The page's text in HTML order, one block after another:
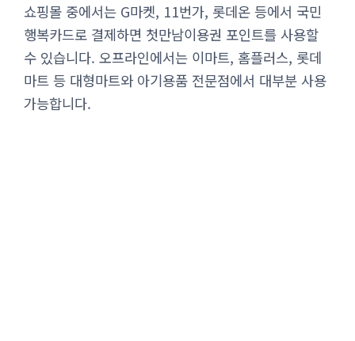
쇼핑몰 중에서는 G마켓, 11번가, 롯데온 등에서 국민
행복카드로 결제하면 첫만남이용권 포인트를 사용할
수 있습니다. 오프라인에서는 이마트, 홈플러스, 롯데
마트 등 대형마트와 아기용품 전문점에서 대부분 사용
가능합니다.